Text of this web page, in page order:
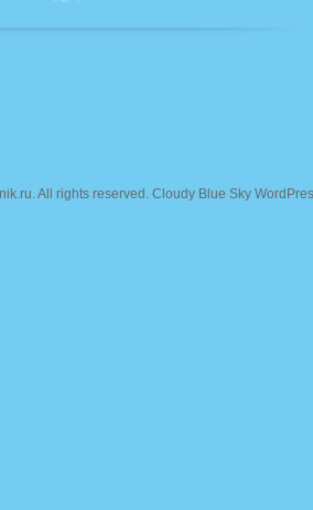
. All rights reserved. Cloudy Blue Sky